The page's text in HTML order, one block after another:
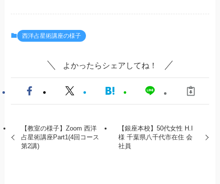
西洋占星術講座の様子
よかったらシェアしてね！
【教室の様子】Zoom 西洋
占星術講座Part1(4回コース
第2講)
【銀座本校】50代女性 H.I
様 千葉県八千代市在住 会
社員